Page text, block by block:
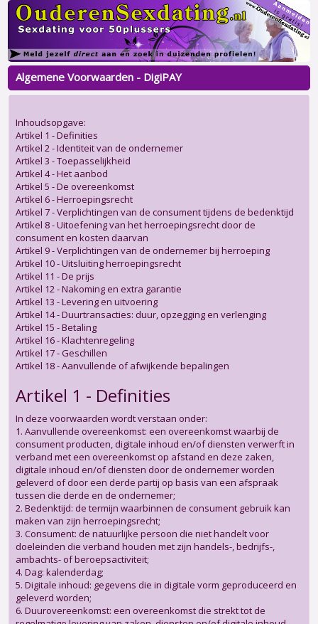
Algemene Voorwaarden - DigiPAY
Inhoudsopgave:
Artikel 1 - Definities
Artikel 2 - Identiteit van de ondernemer
Artikel 3 - Toepasselijkheid
Artikel 4 - Het aanbod
Artikel 5 - De overeenkomst
Artikel 6 - Herroepingsrecht
Artikel 7 - Verplichtingen van de consument tijdens de bedenktijd
Artikel 8 - Uitoefening van het herroepingsrecht door de
consument en kosten daarvan
Artikel 9 - Verplichtingen van de ondernemer bij herroeping
Artikel 10 - Uitsluiting herroepingsrecht
Artikel 11 - De prijs
Artikel 12 - Nakoming en extra garantie
Artikel 13 - Levering en uitvoering
Artikel 14 - Duurtransacties: duur, opzegging en verlenging
Artikel 15 - Betaling
Artikel 16 - Klachtenregeling
Artikel 17 - Geschillen
Artikel 18 - Aanvullende of afwijkende bepalingen
Artikel 1 - Definities
In deze voorwaarden wordt verstaan onder:
1. Aanvullende overeenkomst: een overeenkomst waarbij de
consument producten, digitale inhoud en/of diensten verwerft in
verband met een overeenkomst op afstand en deze zaken,
digitale inhoud en/of diensten door de ondernemer worden
geleverd of door een derde partij op basis van een afspraak
tussen die derde en de ondernemer;
2. Bedenktijd: de termijn waarbinnen de consument gebruik kan
maken van zijn herroepingsrecht;
3. Consument: de natuurlijke persoon die niet handelt voor
doeleinden die verband houden met zijn handels-, bedrijfs-,
ambachts- of beroepsactiviteit;
4. Dag: kalenderdag;
5. Digitale inhoud: gegevens die in digitale vorm geproduceerd en
geleverd worden;
6. Duurovereenkomst: een overeenkomst die strekt tot de